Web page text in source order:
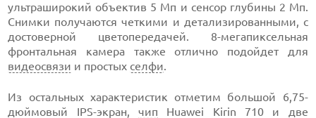
ультраширокий объектив 5 Мп и сенсор глубины 2 Мп.
Снимки получаются четкими и детализированными, с
достоверной цветопередачей. 8-мегапиксельная
фронтальная камера также отлично подойдет для
видеосвязи и простых селфи.
Из остальных характеристик отметим большой 6,75-
дюймовый IPS-экран, чип Huawei Kirin 710 и две